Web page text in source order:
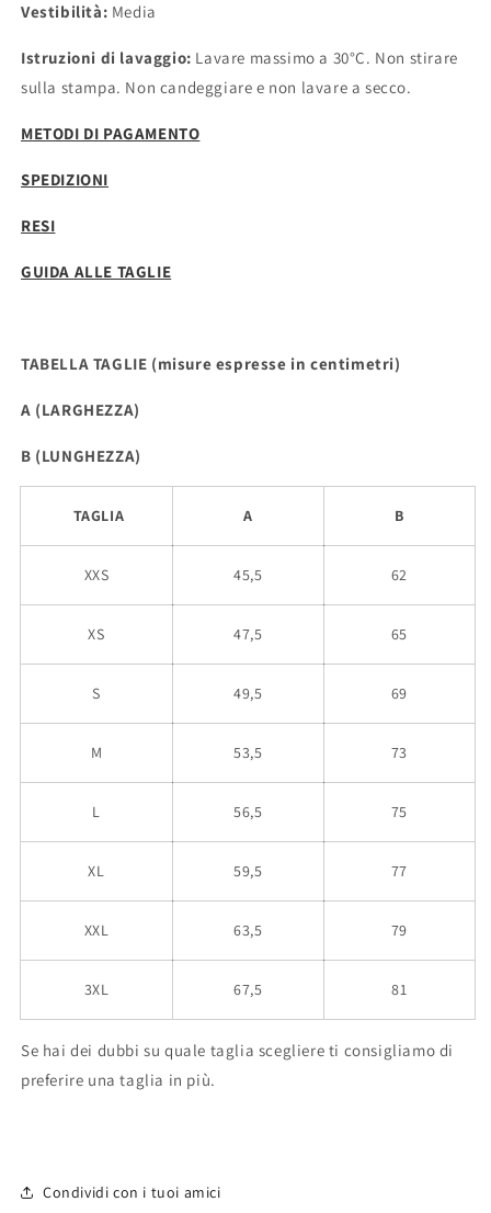
Vestibilità: Media
Istruzioni di lavaggio: Lavare massimo a 30°C. Non stirare
sulla stampa. Non candeggiare e non lavare a secco.
METODI DI PAGAMENTO
SPEDIZIONI
RESI
GUIDA ALLE TAGLIE
TABELLA TAGLIE (misure espresse in centimetri)
A (LARGHEZZA)
B (LUNGHEZZA)
TAGLIA A B
XXS 45,5 62
XS 47,5 65
S 49,5 69
M 53,5 73
L 56,5 75
XL 59,5 77
XXL 63,5 79
3XL 67,5 81
Se hai dei dubbi su quale taglia scegliere ti consigliamo di
preferire una taglia in più.
Condividi con i tuoi amici